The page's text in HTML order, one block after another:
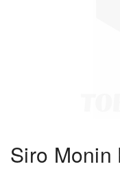
Siro Monin